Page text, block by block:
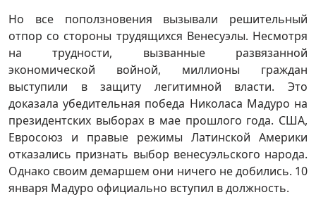
Но все поползновения вызывали решительный
отпор со стороны трудящихся Венесуэлы. Несмотря
на трудности, вызванные развязанной
экономической войной, миллионы граждан
выступили в защиту легитимной власти. Это
доказала убедительная победа Николаса Мадуро на
президентских выборах в мае прошлого года. США,
Евросоюз и правые режимы Латинской Америки
отказались признать выбор венесуэльского народа.
Однако своим демаршем они ничего не добились. 10
января Мадуро официально вступил в должность.